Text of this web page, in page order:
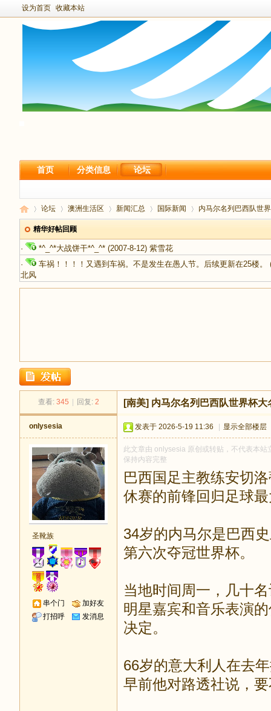
设为首页 收藏本站
首页 分类信息 论坛
新
足
›
论坛
›
澳洲生活区
›
新闻汇总
›
国际新闻
›
内马尔名列巴西队世
精华好帖回顾
· *^_^*大战饼干*^_^* (2007-8-12) 紫雪花
·
车祸！！！！又遇到车祸。不是发生在愚人节。后续更新在25楼。
北风
查看: 345 回复: 2 [南美] 内马尔名列巴西队世界杯大
onlysesia
圣靴族
串个门
加好友
打招呼
发消息
发表于 2026-5-19 11:36 显示全部楼层
此文章由 onlysesia 原创或转贴，不代表本
保持内容完整
巴西国足主教练安切
休赛的前锋回归足球
34岁的内马尔是巴西
第六次夺冠世界杯。
当地时间周一，几十
明星嘉宾和音乐表演
决定。
66岁的意大利人在去
早前他对路透社说，